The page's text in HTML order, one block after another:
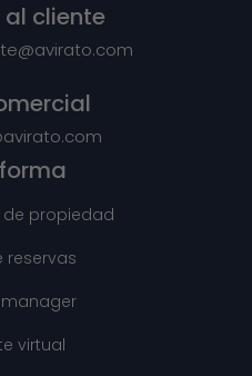
cliente
de propiedad
reservas
virtual